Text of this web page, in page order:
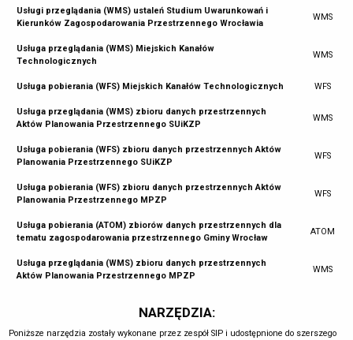
Usługi przeglądania (WMS) ustaleń Studium Uwarunkowań i
Kierunków Zagospodarowania Przestrzennego Wrocławia
WMS
Usługa przeglądania (WMS) Miejskich Kanałów
Technologicznych
WMS
Usługa pobierania (WFS) Miejskich Kanałów Technologicznych WFS
Usługa przeglądania (WMS) zbioru danych przestrzennych
Aktów Planowania Przestrzennego SUiKZP
WMS
Usługa pobierania (WFS) zbioru danych przestrzennych Aktów
Planowania Przestrzennego SUiKZP
WFS
Usługa pobierania (WFS) zbioru danych przestrzennych Aktów
Planowania Przestrzennego MPZP
WFS
Usługa pobierania (ATOM) zbiorów danych przestrzennych dla
tematu zagospodarowania przestrzennego Gminy Wrocław
ATOM
Usługa przeglądania (WMS) zbioru danych przestrzennych
Aktów Planowania Przestrzennego MPZP
WMS
NARZĘDZIA:
Poniższe narzędzia zostały wykonane przez zespół SIP i udostępnione do szerszego